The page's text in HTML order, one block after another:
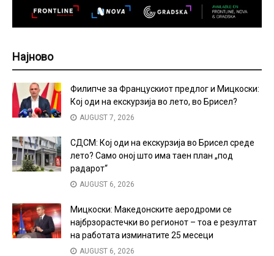
Најново
Филипче за Францускиот предлог и Мицкоски:
Кој оди на екскурзија во лето, во Брисел?
AUGUST 7, 2026
СДСМ: Кој оди на екскурзија во Брисел среде
лето? Само оној што има таен план „под
радарот“
AUGUST 6, 2026
Мицкоски: Македонските аеродроми се
најбрзорастечки во регионот – тоа е резултат
на работата изминатите 25 месеци
AUGUST 6, 2026